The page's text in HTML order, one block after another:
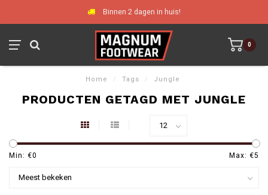
Binnen 2 dagen in huis!
0
Home / Tags / Jungle
PRODUCTEN GETAGD MET JUNGLE
Min: €0 Max: €5